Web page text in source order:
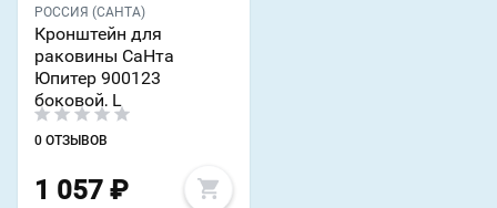
РОССИЯ (САНТА)
Кронштейн для
раковины СаНта
Юпитер 900123
боковой, L
0 ОТЗЫВОВ
1 057 ₽